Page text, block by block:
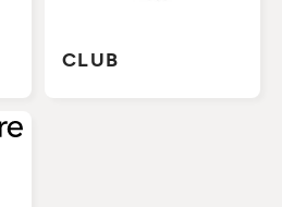
CLUB